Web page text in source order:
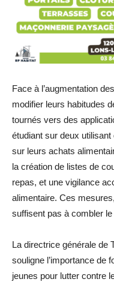
Face à l’augmentation
modifier leurs habitudes
tournés vers des
étudiant sur deux
sur leurs achats
la création de listes de
repas, et une vigilance
alimentaire. Ces
suffisent pas à combler
La directrice générale de
souligne l’importance de
jeunes pour lutter contre